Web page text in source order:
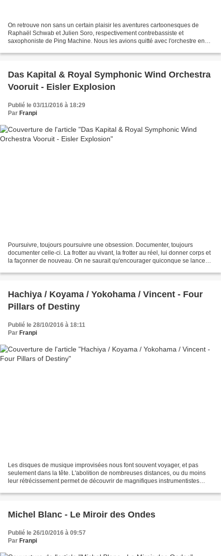
On retrouve non sans un certain plaisir les aventures cartoonesques de
Raphaël Schwab et Julien Soro, respectivement contrebassiste et
saxophoniste de Ping Machine. Nous les avions quitté avec l'orchestre en
Das Kapital & Royal Symphonic Wind Orchestra
Vooruit - Eisler Explosion
Publié le 03/11/2016 à 18:29
Par Franpi
Poursuivre, toujours poursuivre une obsession. Documenter, toujours
documenter celle-ci. La frotter au vivant, la frotter au réel, lui donner corps et
la façonner de nouveau. On ne saurait qu'encourager quiconque se lance
Hachiya / Koyama / Yokohama / Vincent - Four
Pillars of Destiny
Publié le 28/10/2016 à 18:11
Par Franpi
Les disques de musique improvisées nous font souvent voyager, et pas
seulement dans la tête. L'abolition de nombreuses distances, ou du moins
leur rétrécissement permet de découvrir de magnifiques instrumentistes
Michel Blanc - Le Miroir des Ondes
Publié le 26/10/2016 à 09:57
Par Franpi